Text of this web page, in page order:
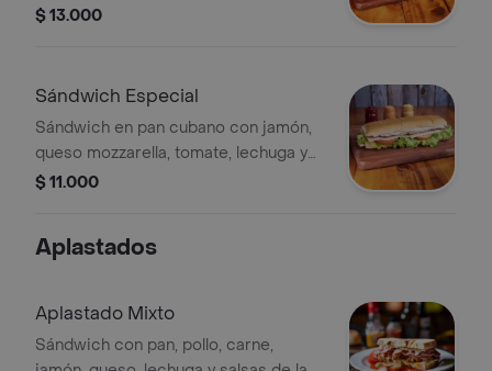
tomate, lechuga y salsas de la casa.
$ 13.000
Sándwich Especial
Sándwich en pan cubano con jamón,
queso mozzarella, tomate, lechuga y
salsas de la casa.
$ 11.000
Aplastados
Aplastado Mixto
Sándwich con pan, pollo, carne,